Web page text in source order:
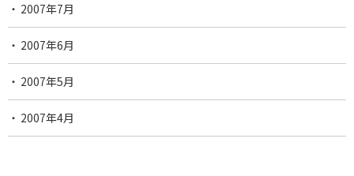
2007年7月
2007年6月
2007年5月
2007年4月